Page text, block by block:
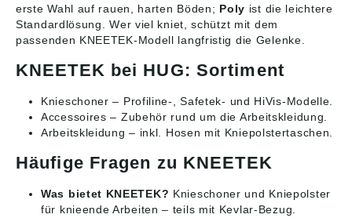
erste Wahl auf rauen, harten Böden; Poly ist die leichtere
Standardlösung. Wer viel kniet, schützt mit dem
passenden KNEETEK-Modell langfristig die Gelenke.
KNEETEK bei HUG: Sortiment
Knieschoner – Profiline-, Safetek- und HiVis-Modelle.
Accessoires – Zubehör rund um die Arbeitskleidung.
Arbeitskleidung – inkl. Hosen mit Kniepolstertaschen.
Häufige Fragen zu KNEETEK
Was bietet KNEETEK? Knieschoner und Kniepolster
für knieende Arbeiten – teils mit Kevlar-Bezug.